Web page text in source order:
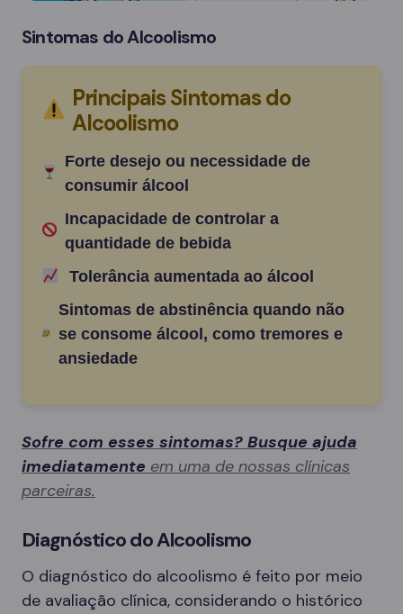
Sintomas do Alcoolismo
Principais Sintomas do
Alcoolismo
Forte desejo ou necessidade de
consumir álcool
Incapacidade de controlar a
quantidade de bebida
Tolerância aumentada ao álcool
Sintomas de abstinência quando não
se consome álcool, como tremores e
ansiedade
Sofre com esses sintomas? Busque ajuda
imediatamente em uma de nossas clínicas
parceiras.
Diagnóstico do Alcoolismo
O diagnóstico do alcoolismo é feito por meio
de avaliação clínica, considerando o histórico